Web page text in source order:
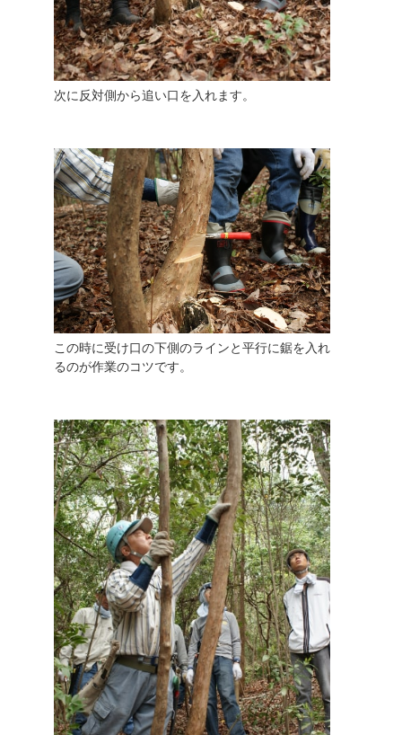
次に反対側から追い口を入れます。
この時に受け口の下側のラインと平行に鋸を入れ
るのが作業のコツです。